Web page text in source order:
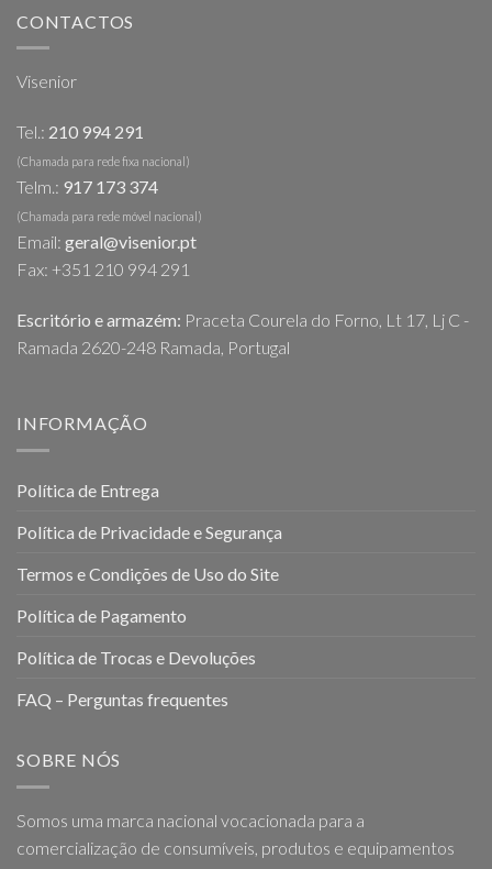
CONTACTOS
Visenior
Tel.: 210 994 291
(Chamada para rede fixa nacional)
Telm.: 917 173 374
(Chamada para rede móvel nacional)
Email: geral@visenior.pt
Fax: +351 210 994 291
Escritório e armazém: Praceta Courela do Forno, Lt 17, Lj C -
Ramada 2620-248 Ramada, Portugal
INFORMAÇÃO
Política de Entrega
Política de Privacidade e Segurança
Termos e Condições de Uso do Site
Política de Pagamento
Política de Trocas e Devoluções
FAQ – Perguntas frequentes
SOBRE NÓS
Somos uma marca nacional vocacionada para a
comercialização de consumíveis, produtos e equipamentos